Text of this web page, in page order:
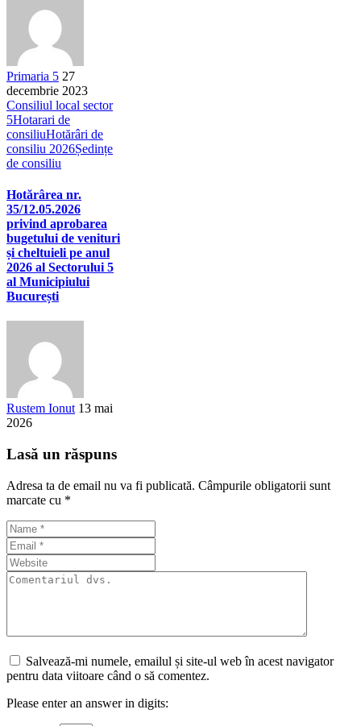
Primaria 5 27
decembrie 2023
Consiliul local sector
5Hotarari de
consiliuHotărâri de
consiliu 2026Ședințe
de consiliu
Hotărârea nr.
35/12.05.2026
privind aprobarea
bugetului de venituri
și cheltuieli pe anul
2026 al Sectorului 5
al Municipiului
București
Rustem Ionut 13 mai
2026
Lasă un răspuns
Adresa ta de email nu va fi publicată. Câmpurile obligatorii sunt
marcate cu *
Salvează-mi numele, emailul și site-ul web în acest navigator
pentru data viitoare când o să comentez.
Please enter an answer in digits: